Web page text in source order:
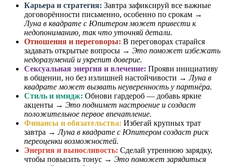
Карьера и стратегия: Завтра зафиксируй все важные
договорённости письменно, особенно по срокам →
Луна в квадрате с Юпитером может привести к
недопониманию, так что уточняй детали.
Отношения и переговоры: В переговорах старайся
задавать открытые вопросы → Это поможет избежать
недоразумений и укрепит доверие.
Сексуальная энергия и влечение: Прояви инициативу
в общении, но без излишней настойчивости →Луна в
квадрате может вызвать неуверенность у партнёра.
Стиль и имидж: Обнови гардероб — добавь яркие
акценты → Это поднимет настроение и создаст
положительное первое впечатление.
Финансы и обязательства: Избегай крупных трат
завтра →Луна в квадрате с Юпитером создаст риск
переоценки возможностей.
Энергия и выносливость: Сделай утреннюю зарядку,
чтобы повысить тонус → Это поможет зарядиться